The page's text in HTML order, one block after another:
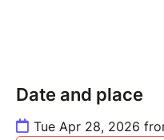
Date and place
Tue Apr 28, 2026